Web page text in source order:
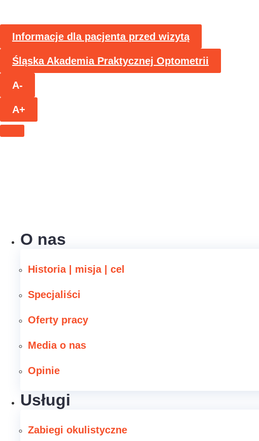
Informacje dla pacjenta przed wizytą
Śląska Akademia Praktycznej Optometrii
A-
A+
O nas
Historia | misja | cel
Specjaliści
Oferty pracy
Media o nas
Opinie
Usługi
Zabiegi okulistyczne